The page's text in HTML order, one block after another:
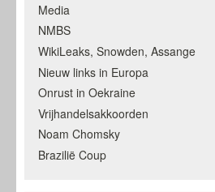
Media
NMBS
WikiLeaks, Snowden, Assange
Nieuw links in Europa
Onrust in Oekraine
Vrijhandelsakkoorden
Noam Chomsky
Brazilië Coup